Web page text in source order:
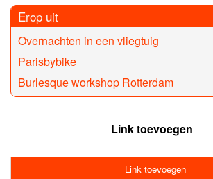
Erop uit
Overnachten in een vliegtuig
Parisbybike
Burlesque workshop Rotterdam
Link toevoegen
Link toevoegen